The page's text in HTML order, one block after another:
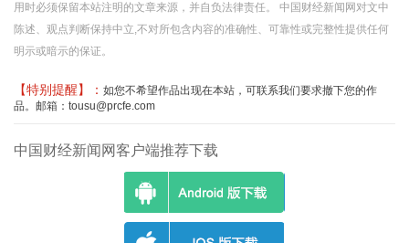
用时必须保留本站注明的文章来源，并自负法律责任。 中国财经新闻网对文中
陈述、观点判断保持中立,不对所包含内容的准确性、可靠性或完整性提供任何
明示或暗示的保证。
【特别提醒】： 如您不希望作品出现在本站，可联系我们要求撤下您的作
品。邮箱：tousu@prcfe.com
中国财经新闻网客户端推荐下载